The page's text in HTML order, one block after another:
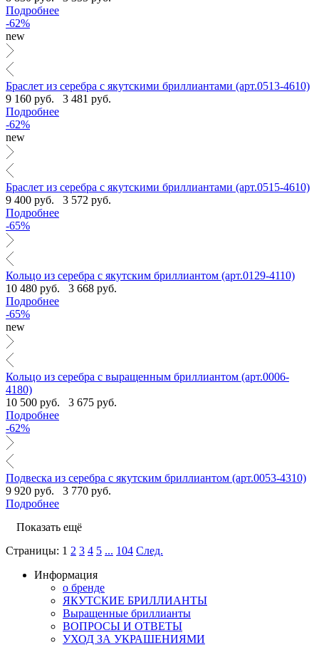
Подробнее
-62%
new
Браслет из серебра с якутскими бриллиантами (арт.0513-4610)
9 160 руб.
3 481 руб.
Подробнее
-62%
new
Браслет из серебра с якутскими бриллиантами (арт.0515-4610)
9 400 руб.
3 572 руб.
Подробнее
-65%
Кольцо из серебра с якутским бриллиантом (арт.0129-4110)
10 480 руб.
3 668 руб.
Подробнее
-65%
new
Кольцо из серебра с выращенным бриллиантом (арт.0006-
4180)
10 500 руб.
3 675 руб.
Подробнее
-62%
Подвеска из серебра с якутским бриллиантом (арт.0053-4310)
9 920 руб.
3 770 руб.
Подробнее
Показать ещё
Страницы: 1 2 3 4 5 ... 104 След.
Информация
о бренде
ЯКУТСКИЕ БРИЛЛИАНТЫ
Выращенные бриллианты
ВОПРОСЫ И ОТВЕТЫ
УХОД ЗА УКРАШЕНИЯМИ